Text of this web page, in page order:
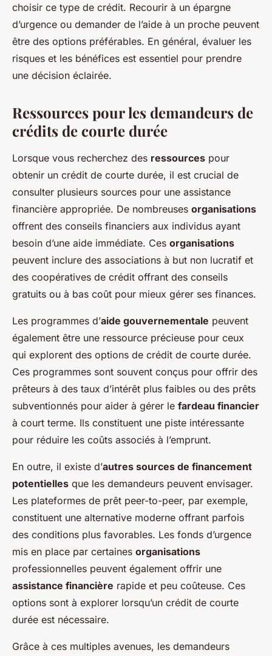
choisir ce type de crédit. Recourir à un épargne
d’urgence ou demander de l’aide à un proche peuvent
être des options préférables. En général, évaluer les
risques et les bénéfices est essentiel pour prendre
une décision éclairée.
Ressources pour les demandeurs de
crédits de courte durée
Lorsque vous recherchez des ressources pour
obtenir un crédit de courte durée, il est crucial de
consulter plusieurs sources pour une assistance
financière appropriée. De nombreuses organisations
offrent des conseils financiers aux individus ayant
besoin d’une aide immédiate. Ces organisations
peuvent inclure des associations à but non lucratif et
des coopératives de crédit offrant des conseils
gratuits ou à bas coût pour mieux gérer ses finances.
Les programmes d’aide gouvernementale peuvent
également être une ressource précieuse pour ceux
qui explorent des options de crédit de courte durée.
Ces programmes sont souvent conçus pour offrir des
prêteurs à des taux d’intérêt plus faibles ou des prêts
subventionnés pour aider à gérer le fardeau financier
à court terme. Ils constituent une piste intéressante
pour réduire les coûts associés à l’emprunt.
En outre, il existe d’autres sources de financement
potentielles que les demandeurs peuvent envisager.
Les plateformes de prêt peer-to-peer, par exemple,
constituent une alternative moderne offrant parfois
des conditions plus favorables. Les fonds d’urgence
mis en place par certaines organisations
professionnelles peuvent également offrir une
assistance financière rapide et peu coûteuse. Ces
options sont à explorer lorsqu’un crédit de courte
durée est nécessaire.
Grâce à ces multiples avenues, les demandeurs